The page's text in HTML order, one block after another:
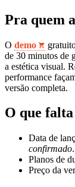
Pra quem
O demo
de 30 minutos de
a estética visual.
performance
versão completa.
O que
Data de
confirmado.
Planos de
Preço da